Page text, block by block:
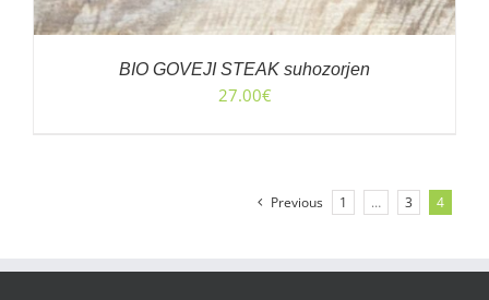
BIO GOVEJI STEAK suhozorjen
27.00€
Previous 1 … 3 4